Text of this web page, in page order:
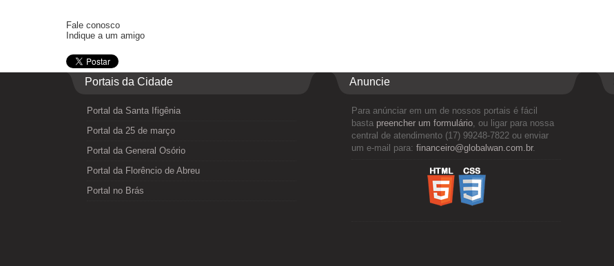
Fale conosco
Indique a um amigo
Portais da Cidade
Portal da Santa Ifigênia
Portal da 25 de março
Portal da General Osório
Portal da Florêncio de Abreu
Portal no Brás
Anuncie
Para anúnciar em um de nossos portais é fácil
basta preencher um formulário, ou ligar para nossa
central de atendimento (17) 99248-7822 ou enviar
um e-mail para: financeiro@globalwan.com.br.